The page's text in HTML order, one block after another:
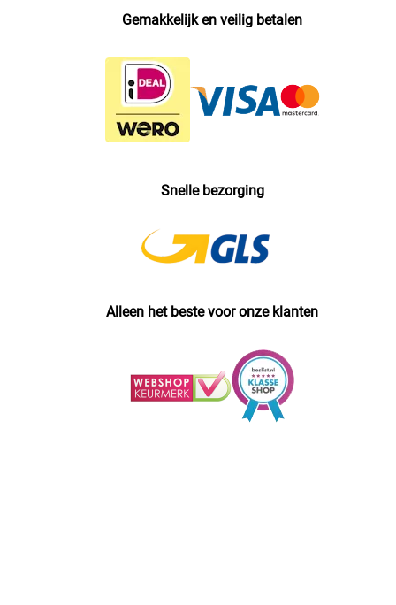
Gemakkelijk en veilig betalen
Snelle bezorging
Alleen het beste voor onze klanten